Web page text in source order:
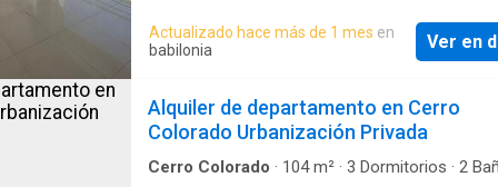
completos. Sala comedor con vista al
Cerrada. Lavandería. Cochera Con
Actualizado hace más de 1 mes en
babilonia
Ver en
Alquiler de departamento en Cerro
Colorado Urbanización Privada
Cerro Colorado · 104m² · 3 Dormitorios · 2